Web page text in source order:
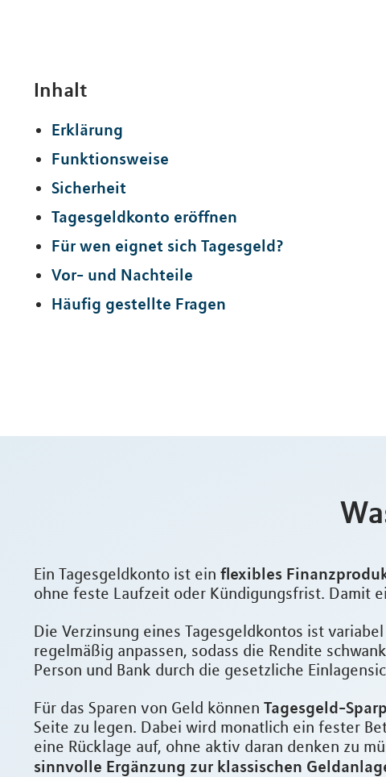
Inhalt
Erklärung
Funktionsweise
Sicherheit
Tagesgeldkonto eröffnen
Für wen eignet sich Tagesgeld?
Vor- und Nachteile
Häufig gestellte Fragen
Ein Tagesgeldkonto ist ein flexibles
ohne feste Laufzeit oder Kündigungsfrist. Damit
Die Verzinsung eines Tagesgeldkontos ist
regelmäßig anpassen, sodass die Rendite
Person und Bank durch die gesetzliche
Für das Sparen von Geld können Tagesgeld-
Seite zu legen. Dabei wird monatlich ein fester
eine Rücklage auf, ohne aktiv daran denken zu
sinnvolle Ergänzung zur klassischen